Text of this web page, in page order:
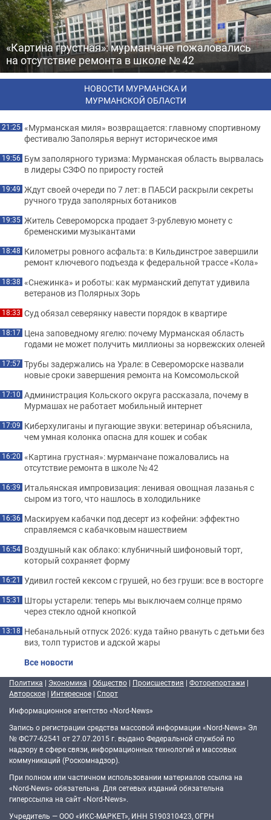
«Картина грустная»: мурманчане пожаловались
на отсутствие ремонта в школе № 42
НОВОСТИ МУРМАНСКА И
МУРМАНСКОЙ ОБЛАСТИ
21:25 «Мурманская миля» возвращается: главному спортивному
фестивалю Заполярья вернут историческое имя
19:56 Бум заполярного туризма: Мурманская область вырвалась
в лидеры СЗФО по приросту гостей
19:49 Ждут своей очереди по 7 лет: в ПАБСИ раскрыли секреты
ручного труда заполярных ботаников
19:35 Житель Североморска продает 3-рублевую монету с
бременскими музыкантами
18:48 Километры ровного асфальта: в Кильдинстрое завершили
ремонт ключевого подъезда к федеральной трассе «Кола»
18:38 «Снежинка» и роботы: как мурманский депутат удивила
ветеранов из Полярных Зорь
18:33 Суд обязал северянку навести порядок в квартире
18:17 Цена заповедному ягелю: почему Мурманская область
годами не может получить миллионы за норвежских оленей
17:57 Трубы задержались на Урале: в Североморске назвали
новые сроки завершения ремонта на Комсомольской
17:10 Администрация Кольского округа рассказала, почему в
Мурмашах не работает мобильный интернет
17:09 Киберхулиганы и пугающие звуки: ветеринар объяснила,
чем умная колонка опасна для кошек и собак
16:20 «Картина грустная»: мурманчане пожаловались на
отсутствие ремонта в школе № 42
16:39 Итальянская импровизация: ленивая овощная лазанья с
сыром из того, что нашлось в холодильнике
16:36 Маскируем кабачки под десерт из кофейни: эффектно
справляемся с кабачковым нашествием
16:54 Воздушный как облако: клубничный шифоновый торт,
который сохраняет форму
16:21 Удивил гостей кексом с грушей, но без груши: все в восторге
15:31 Шторы устарели: теперь мы выключаем солнце прямо
через стекло одной кнопкой
13:18 Небанальный отпуск 2026: куда тайно рвануть с детьми без
виз, толп туристов и адской жары
Все новости
Политика | Экономика | Общество | Происшествия | Фоторепортажи |
Авторское | Интересное | Спорт
Информационное агентство «Nord-News»
Запись о регистрации средства массовой информации «Nord-News» Эл
№ ФС77-62541 от 27.07.2015 г. выдано Федеральной службой по
надзору в сфере связи, информационных технологий и массовых
коммуникаций (Роскомнадзор).
При полном или частичном использовании материалов ссылка на
«Nord-News» обязательна. Для сетевых изданий обязательна
гиперссылка на сайт «Nord-News».
Учредитель — ООО «ИКС-МАРКЕТ», ИНН 5190310423, ОГРН